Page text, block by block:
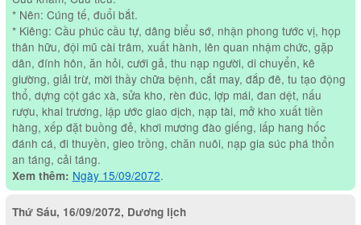
* Nên: Cúng tế, đuổi bắt.
* Kiêng: Cầu phúc cầu tự, dâng biểu sớ, nhận phong tước vị, họp
thân hữu, đội mũ cài trâm, xuất hành, lên quan nhậm chức, gặp
dân, đính hôn, ăn hỏi, cưới gả, thu nạp người, di chuyển, kê
giường, giải trừ, mời thầy chữa bệnh, cắt may, đắp đê, tu tạo động
thổ, dựng cột gác xà, sửa kho, rèn đúc, lợp mái, đan dệt, nấu
rượu, khai trương, lập ước giao dịch, nạp tài, mở kho xuất tiền
hàng, xếp đặt buồng đẻ, khơi mương đào giếng, lấp hang hốc
đánh cá, đi thuyền, gieo trồng, chăn nuôi, nạp gia súc phá thổn
an táng, cải táng.
Xem thêm: Ngày 15/09/2072.
Thứ Sáu, 16/09/2072, Dương lịch